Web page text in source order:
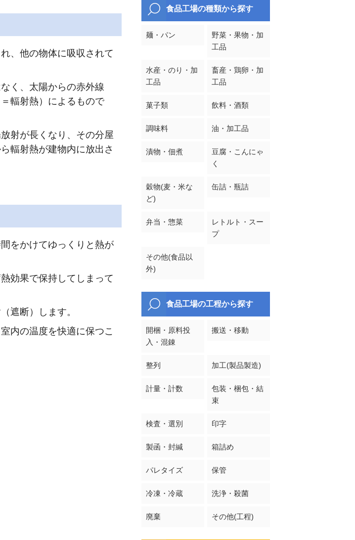
、他の物体に吸収されて
く、太陽からの赤外線
輻射熱）によるもので
射が長くなり、その分屋
輻射熱が建物内に放出さ
をかけてゆっくりと熱が
効果で保持してしまって
遮断）します。
内の温度を快適に保つこ
食品工場の種類から探す
麺・パン
野菜・果物・加
工品
水産・のり・加
工品
畜産・鶏卵・加
工品
菓子類 飲料・酒類
調味料 油・加工品
漬物・佃煮
豆腐・こんにゃ
く
穀物(麦・米な
ど)
缶詰・瓶詰
弁当・惣菜
レトルト・スー
プ
その他(食品以
外)
食品工場の工程から探す
開梱・原料投
入・混錬
搬送・移動
整列 加工(製品製造)
計量・計数
包装・梱包・結
束
検査・選別 印字
製函・封緘 箱詰め
パレタイズ 保管
冷凍・冷蔵 洗浄・殺菌
廃棄 その他(工程)